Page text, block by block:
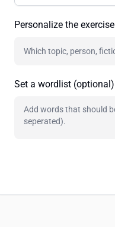
Personalize the exercise
Set a wordlist (optional)